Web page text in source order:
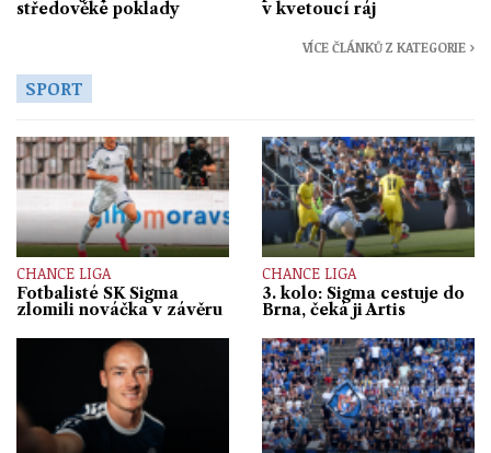
středověké poklady
v kvetoucí ráj
VÍCE ČLÁNKŮ Z KATEGORIE ›
SPORT
CHANCE LIGA
Fotbalisté SK Sigma
zlomili nováčka v závěru
CHANCE LIGA
3. kolo: Sigma cestuje do
Brna, čeká ji Artis